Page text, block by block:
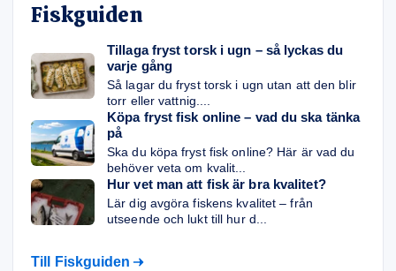
Fiskguiden
Tillaga fryst torsk i ugn – så lyckas du
varje gång
Så lagar du fryst torsk i ugn utan att den blir
torr eller vattnig....
Köpa fryst fisk online – vad du ska tänka
på
Ska du köpa fryst fisk online? Här är vad du
behöver veta om kvalit...
Hur vet man att fisk är bra kvalitet?
Lär dig avgöra fiskens kvalitet – från
utseende och lukt till hur d...
Till Fiskguiden